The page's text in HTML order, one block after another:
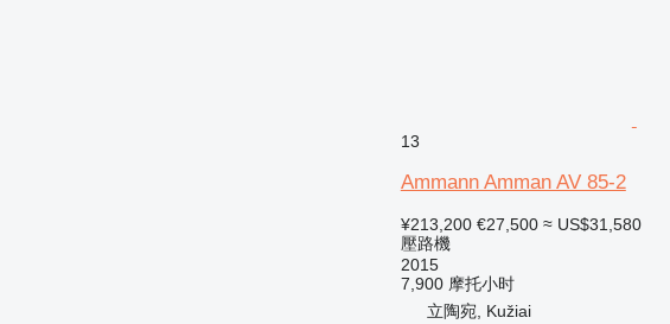
13
Ammann Amman AV 85-2
¥213,200 €27,500 ≈ US$31,580
壓路機
2015
7,900 摩托小时
立陶宛, Kužiai